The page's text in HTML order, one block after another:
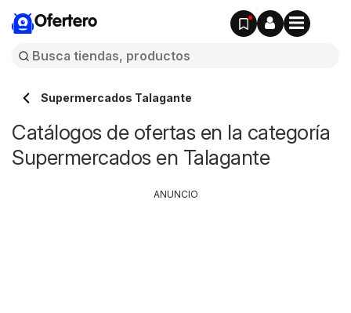
Ofertero
Supermercados Talagante
Catálogos de ofertas en la categoría
Supermercados en Talagante
ANUNCIO